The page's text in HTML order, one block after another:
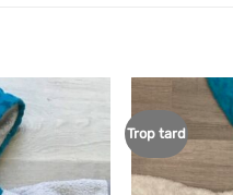
à mes
favoris
Trop tard